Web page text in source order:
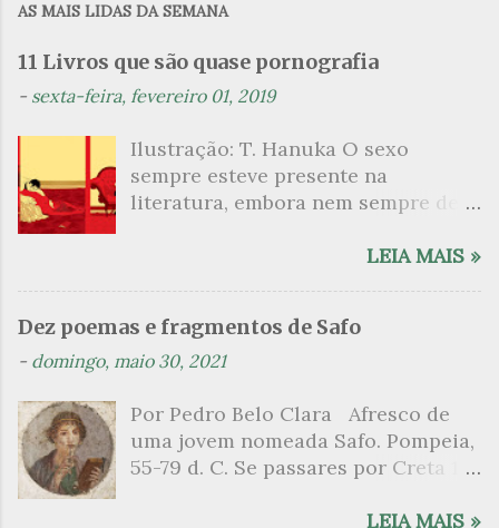
n
t
i
o
AS MAIS LIDAS DA SEMANA
11 Livros que são quase pornografia
- sexta-feira, fevereiro 01, 2019
Ilustração: T. Hanuka O sexo
sempre esteve presente na
literatura, embora nem sempre de
que mergulharam em sua própria
psicanalítico e findaram por revelar
a partir dessa intimidade o lado
apresenta um conjunto de livros
nos quais os escritores se
desnudam, livros que dispensam o
LEIA MAIS »
Dez poemas e fragmentos de Safo
- domingo, maio 30, 2021
Por Pedro Belo Clara Afresco de
uma jovem nomeada Safo. Pompeia,
55-79 d. C. Se passares por Creta 1
grato é o pomar de macieiras e do
LEIA MAIS »